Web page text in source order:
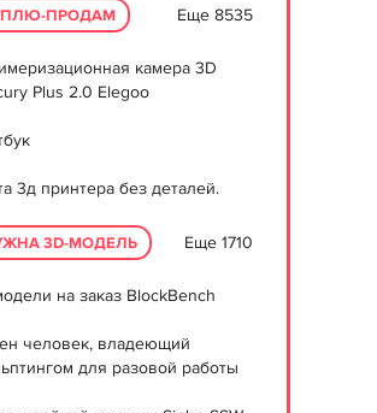
ПРОДАМ Еще 8535
камера 3D
Plus 2.0 Elegoo
3д принтера без деталей.
3D-МОДЕЛЬ Еще 1710
на заказ BlockBench
человек, владеющий
для разовой работы